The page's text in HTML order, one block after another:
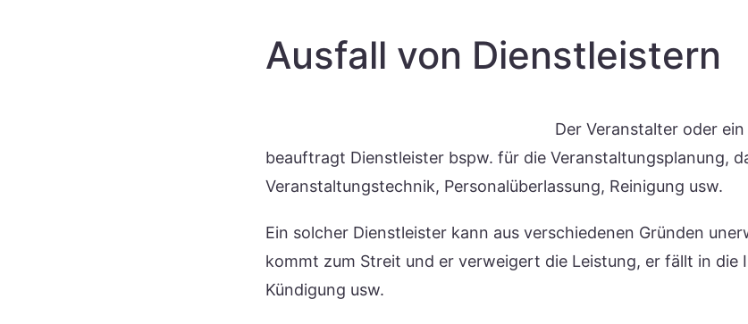
Ausfall von Dienstleistern
Der Veranstalter oder
beauftragt Dienstleister bspw. für die Veranstaltungsplanung,
Veranstaltungstechnik, Personalüberlassung, Reinigung usw.
Ein solcher Dienstleister kann aus verschiedenen Gründen
kommt zum Streit und er verweigert die Leistung, er fällt in die
Kündigung usw.